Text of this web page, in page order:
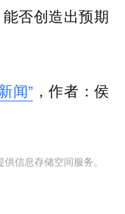
否创造出预期
闻” ，作者：侯
信息存储空间服务。